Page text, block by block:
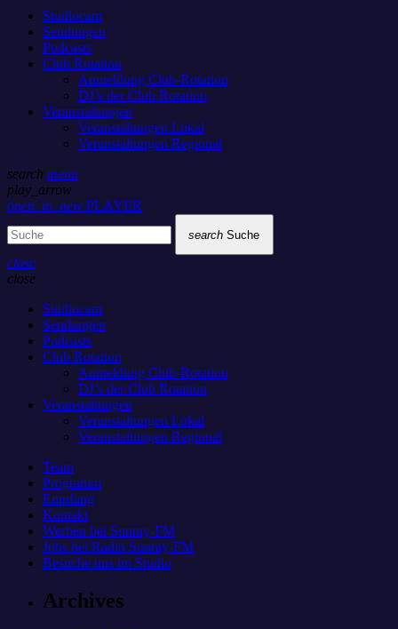
Studiocam
Sendungen
Podcasts
Club Rotation
Anmeldung Club-Rotation
DJ’s der Club Rotation
Veranstaltungen
Veranstaltungen Lokal
Veranstaltungen Regional
search menu
play_arrow
open_in_new PLAYER
search Suche
close
close
Studiocam
Sendungen
Podcasts
Club Rotation
Anmeldung Club-Rotation
DJ’s der Club Rotation
Veranstaltungen
Veranstaltungen Lokal
Veranstaltungen Regional
Team
Programm
Empfang
Kontakt
Werben bei Sunray-FM
Jobs bei Radio Sunray-FM
Besuche uns im Studio
Archives